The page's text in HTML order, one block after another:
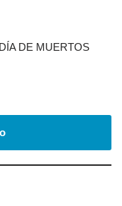
DE MUERTOS